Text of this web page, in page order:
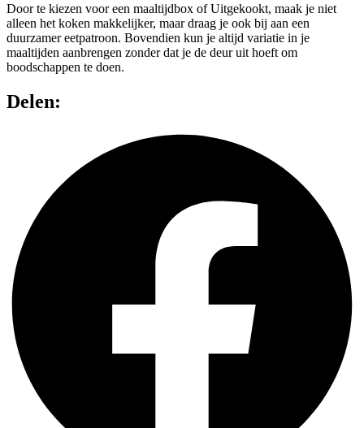
Door te kiezen voor een maaltijdbox of Uitgekookt, maak je niet
alleen het koken makkelijker, maar draag je ook bij aan een
duurzamer eetpatroon. Bovendien kun je altijd variatie in je
maaltijden aanbrengen zonder dat je de deur uit hoeft om
boodschappen te doen.
Delen: